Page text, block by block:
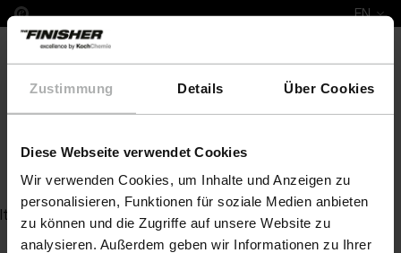
Zustimmung Details Über Cookies
Diese Webseite verwendet Cookies
Wir verwenden Cookies, um Inhalte und Anzeigen zu
personalisieren, Funktionen für soziale Medien anbieten
zu können und die Zugriffe auf unsere Website zu
analysieren. Außerdem geben wir Informationen zu Ihrer
EN
Gentle Snow Foam 5 L
Item not found